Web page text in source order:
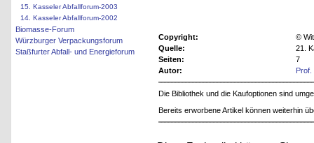
15. Kasseler Abfallforum-2003
14. Kasseler Abfallforum-2002
Biomasse-Forum
Würzburger Verpackungsforum
Staßfurter Abfall- und Energieforum
Copyright:
©
Quelle:
21.
Seiten:
7
Autor:
Die Bibliothek und die Kaufoptionen sind
Bereits erworbene Artikel können weiterhin